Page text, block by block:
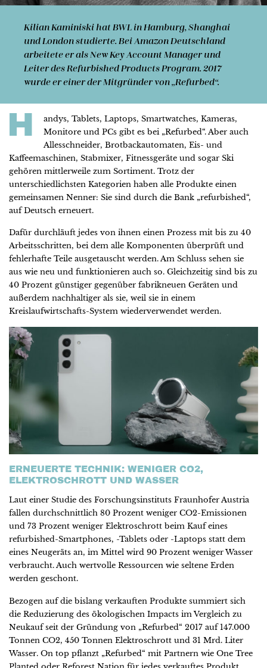
Kilian Kaminiski hat BWL in Hamburg, Shanghai
und London studierte. Bei Amazon Deutschland
arbeitete er als New Key Account Manager und
Leiter des Refurbished Products Program. 2017
wurde er einer der Mitgründer von „Refurbed“.
H
andys, Tablets, Laptops, Smartwatches, Kameras,
Monitore und PCs gibt es bei „Refurbed“. Aber auch
Allesschneider, Brotbackautomaten, Eis- und
Kaffeemaschinen, Stabmixer, Fitnessgeräte und sogar Ski
gehören mittlerweile zum Sortiment. Trotz der
unterschiedlichsten Kategorien haben alle Produkte einen
gemeinsamen Nenner: Sie sind durch die Bank „refurbished“,
auf Deutsch erneuert.
Dafür durchläuft jedes von ihnen einen Prozess mit bis zu 40
Arbeitsschritten, bei dem alle Komponenten überprüft und
fehlerhafte Teile ausgetauscht werden. Am Schluss sehen sie
aus wie neu und funktionieren auch so. Gleichzeitig sind bis zu
40 Prozent günstiger gegenüber fabrikneuen Geräten und
außerdem nachhaltiger als sie, weil sie in einem
Kreislaufwirtschafts-System wiederverwendet werden.
ERNEUERTE TECHNIK: WENIGER CO2,
ELEKTROSCHROTT UND WASSER
Laut einer Studie des Forschungsinstituts Fraunhofer Austria
fallen durchschnittlich 80 Prozent weniger CO2-Emissionen
und 73 Prozent weniger Elektroschrott beim Kauf eines
refurbished-Smartphones, -Tablets oder -Laptops statt dem
eines Neugeräts an, im Mittel wird 90 Prozent weniger Wasser
verbraucht. Auch wertvolle Ressourcen wie seltene Erden
werden geschont.
Bezogen auf die bislang verkauften Produkte summiert sich
die Reduzierung des ökologischen Impacts im Vergleich zu
Neukauf seit der Gründung von „Refurbed“ 2017 auf 147.000
Tonnen CO2, 450 Tonnen Elektroschrott und 31 Mrd. Liter
Wasser. On top pflanzt „Refurbed“ mit Partnern wie One Tree